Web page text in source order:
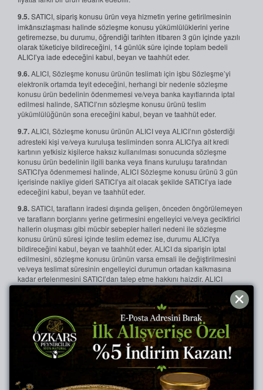
9.5.SATICI, sipariş konusu ürün veya hizmetin yerine getirilmesinin
imkânsızlaşması halinde sözleşme konusu yükümlülüklerini yerine
getiremezse, bu durumu, öğrendiği tarihten itibaren 3 gün içinde yazılı
olarak tüketiciye bildireceğini, 14 günlük süre içinde toplam bedeli
ALICI’ya iade edeceğini kabul, beyan ve taahhüt eder.
9.6.ALICI, Sözleşme konusu ürünün teslimatı için işbu Sözleşme’yi
elektronik ortamda teyit edeceğini, herhangi bir nedenle sözleşme
konusu ürün bedelinin ödenmemesi ve/veya banka kayıtlarında iptal
edilmesi halinde, SATICI’nın sözleşme konusu ürünü teslim
yükümlülüğünün sona ereceğini kabul, beyan ve taahhüt eder.
9.7.ALICI, Sözleşme konusu ürünün ALICI veya ALICI’nın gösterdiği
adresteki kişi ve/veya kuruluşa tesliminden sonra ALICI'ya ait kredi
kartının yetkisiz kişilerce haksız kullanılması sonucunda sözleşme
konusu ürün bedelinin ilgili banka veya finans kuruluşu tarafından
SATICI'ya ödenmemesi halinde, ALICI Sözleşme konusu ürünü 3 gün
içerisinde nakliye gideri SATICI’ya ait olacak şekilde SATICI’ya iade
edeceğini kabul, beyan ve taahhüt eder.
9.8.SATICI, tarafların iradesi dışında gelişen, önceden öngörülemeyen
ve tarafların borçlarını yerine getirmesini engelleyici ve/veya geciktirici
hallerin oluşması gibi mücbir sebepler halleri nedeni ile sözleşme
konusu ürünü süresi içinde teslim edemez ise, durumu ALICI'ya
bildireceğini kabul, beyan ve taahhüt eder. ALICI da siparişin iptal
edilmesini, sözleşme konusu ürünün varsa emsali ile değiştirilmesini
ve/veya teslimat süresinin engelleyici durumun ortadan kalkmasına
kadar ertelenmesini SATICI’dan talep etme hakkını haizdir. ALICI
tarafından siparişin iptal edilmesi halinde ALICI’nın nakit ile yaptığı
ödemelerde, ürün tutarı 14 gün içinde kendisine nakden ve defaten
ödenir. ALICI’nın kredi kartı ile yaptığı ödemelerde ise, ürün tutarı,
siparişin ALICI tarafından iptal edilmesinden sonra 14 gün içerisinde
ilgili bankaya iade edilir. ALICI, SATICI tarafından kredi kartına iade
edilen tutarın banka tarafından ALICI hesabına yansıtılmasına ilişkin
ortalama sürecin 2 ile 3 haftayı bulabileceğini, bu tutarın bankaya
iadesinden sonra ALICI’nın hesaplarına yansıması halinin tamamen
banka işlem süreci ile ilgili olduğundan, ALICI, olası gecikmeler için
SATICI’yı sorumlu tutamayacağını kabul, beyan ve taahhüt eder.